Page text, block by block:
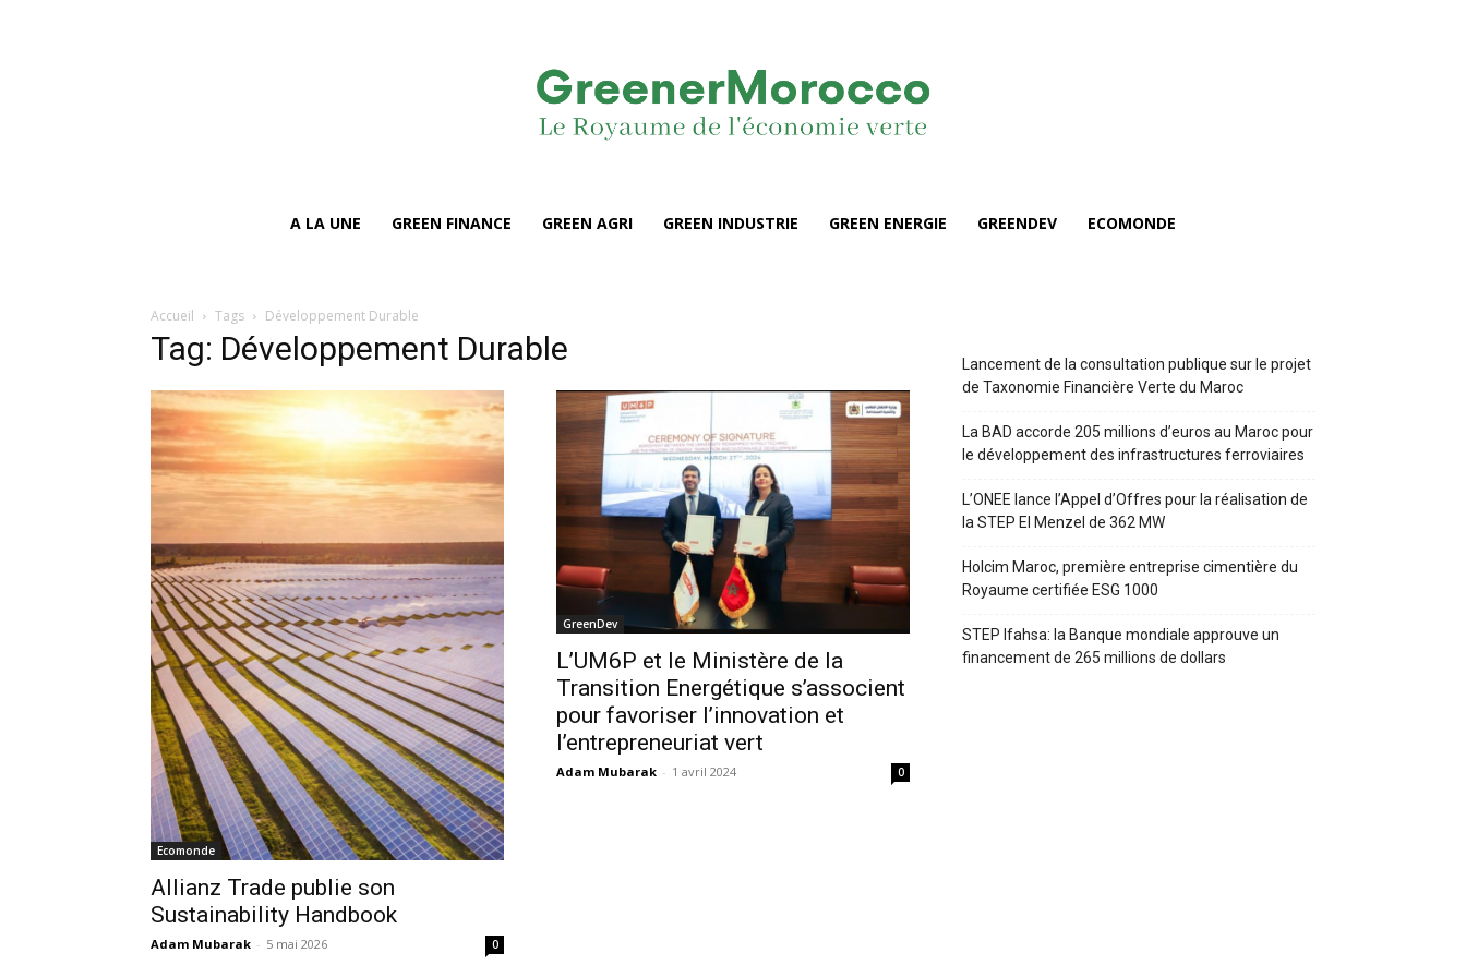
A LA UNE GREEN FINANCE GREEN AGRI GREEN INDUSTRIE GREEN ENERGIE GREENDEV ECOMONDE
Accueil Tags Développement Durable
Tag: Développement Durable
Ecomonde
Allianz Trade publie son
Sustainability Handbook
Adam Mubarak - 5 mai 2026 0
GreenDev
L’UM6P et le Ministère de la
Transition Energétique s’associent
pour favoriser l’innovation et
l’entrepreneuriat vert
Adam Mubarak - 1 avril 2024 0
Lancement de la consultation publique sur le projet
de Taxonomie Financière Verte du Maroc
La BAD accorde 205 millions d’euros au Maroc pour
le développement des infrastructures ferroviaires
L’ONEE lance l’Appel d’Offres pour la réalisation de
la STEP El Menzel de 362 MW
Holcim Maroc, première entreprise cimentière du
Royaume certifiée ESG 1000
STEP Ifahsa: la Banque mondiale approuve un
financement de 265 millions de dollars